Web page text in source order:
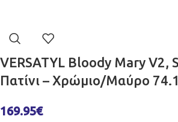
VERSATYL Bloody Mary V2,
Πατίνι – Χρώμιο/Μαύρο
169.95€